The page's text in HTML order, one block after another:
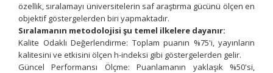
özellik, sıralamayı üniversitelerin saf araştırma gücünü ölçen en
objektif göstergelerden biri yapmaktadır.
Sıralamanın metodolojisi şu temel ilkelere dayanır:
Kalite Odaklı Değerlendirme: Toplam puanın %75'i, yayınların
kalitesini ve etkisini ölçen h-indeksi gibi göstergelerden gelir.
Güncel Performansı Ölçme: Puanlamanın yaklaşık %50'si,